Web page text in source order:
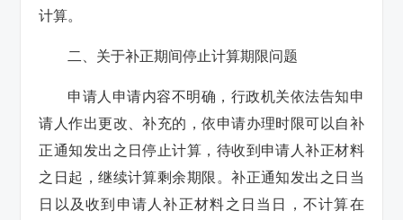
计算。
二、关于补正期间停止计算期限问题
申请人申请内容不明确，行政机关依法告知申
请人作出更改、补充的，依申请办理时限可以自补
正通知发出之日停止计算，待收到申请人补正材料
之日起，继续计算剩余期限。补正通知发出之日当
日以及收到申请人补正材料之日当日，不计算在